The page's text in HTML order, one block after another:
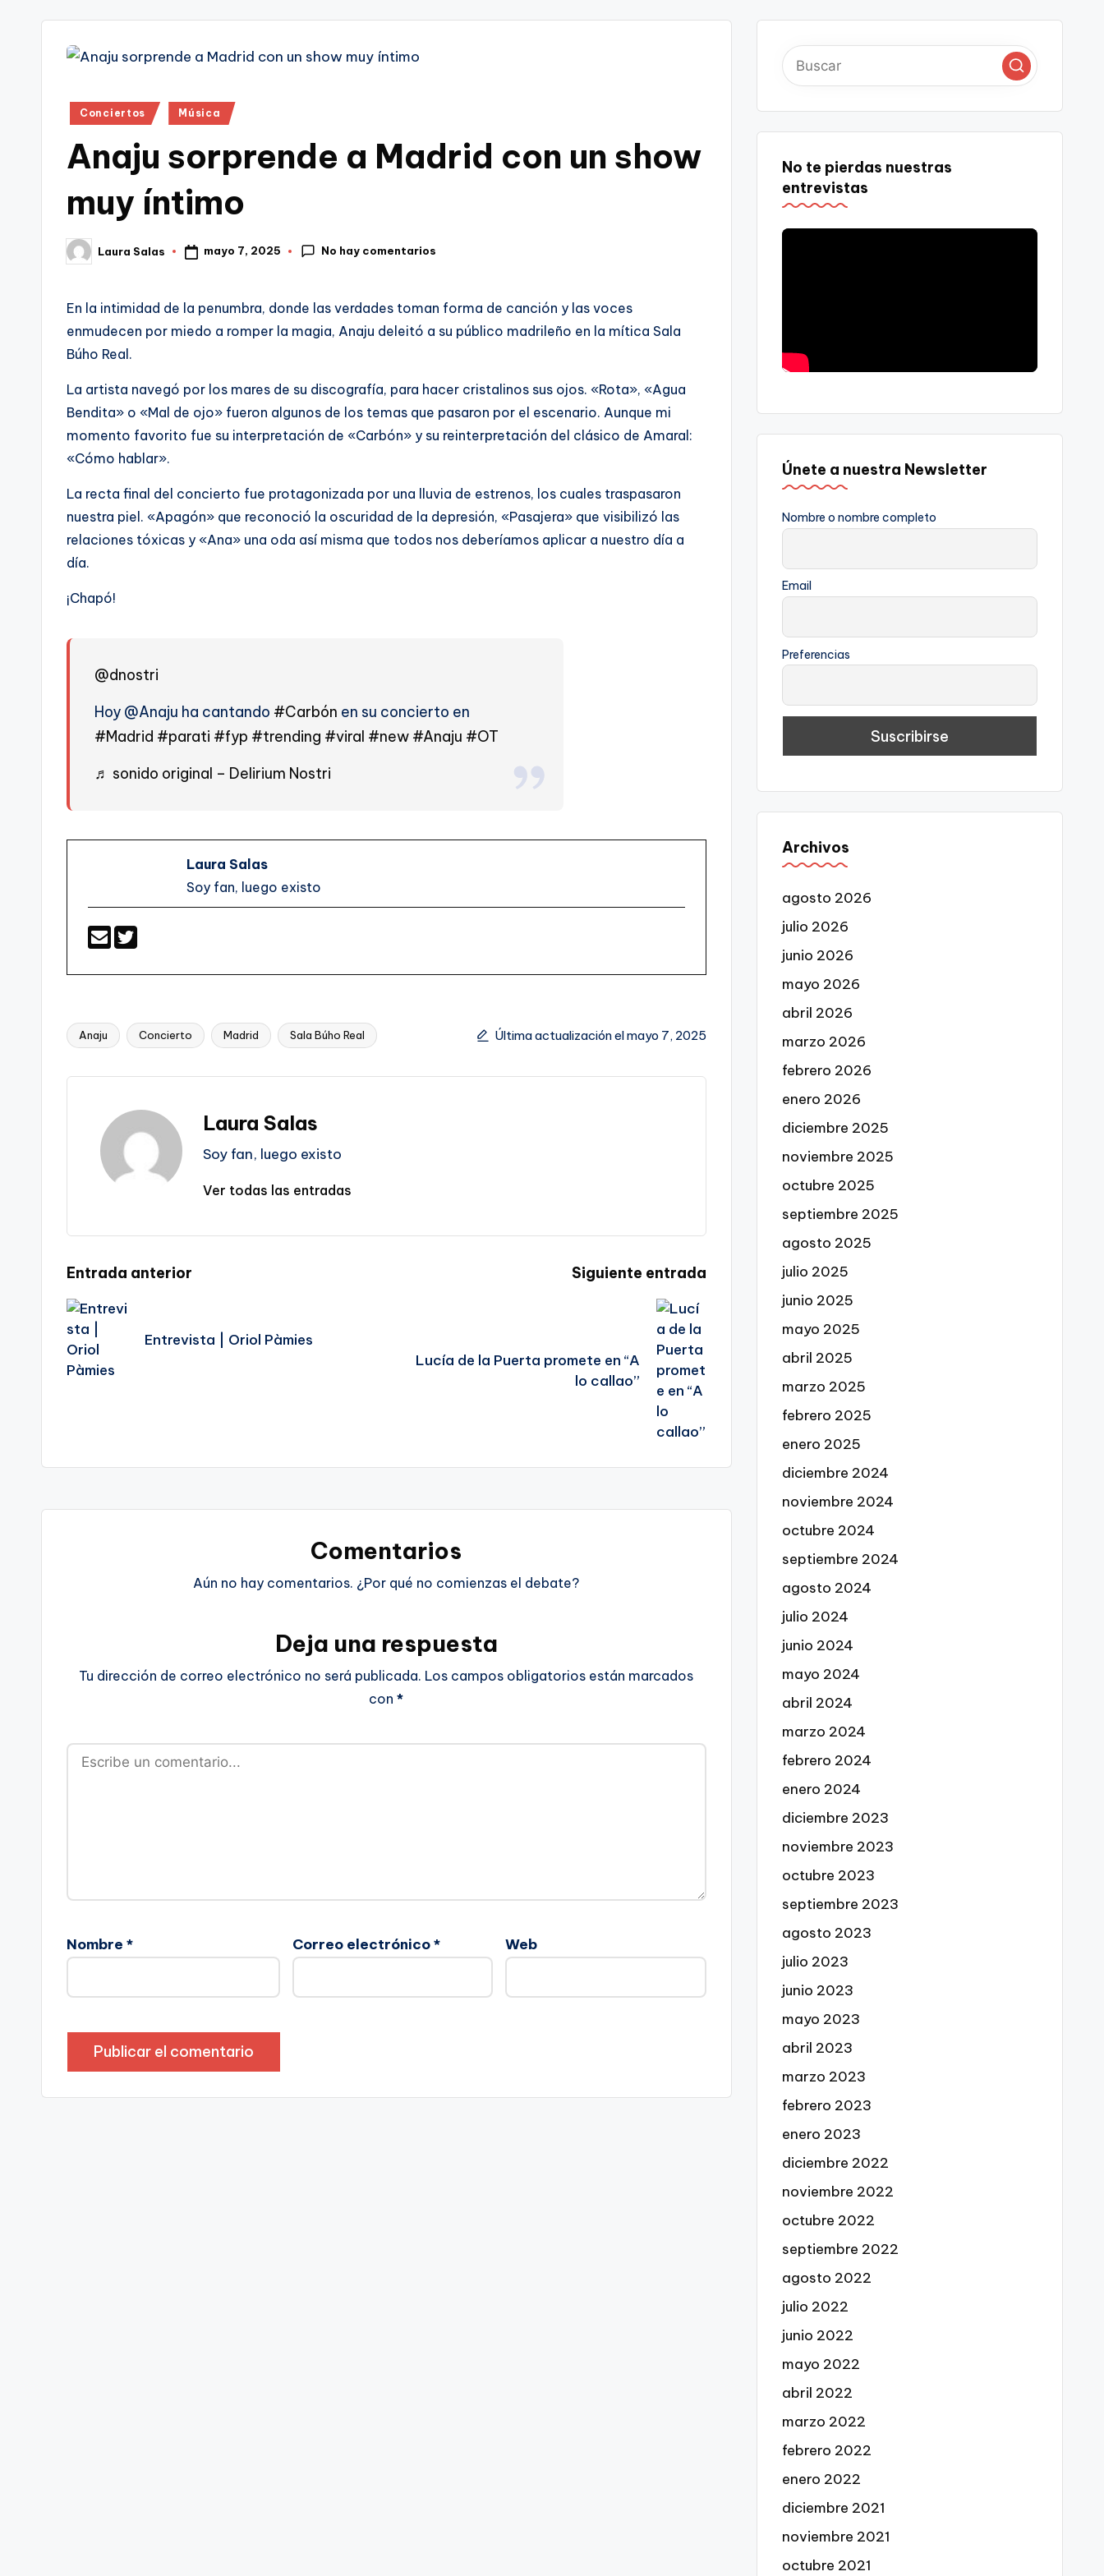
Publicado
Conciertos Música
Anaju sorprende a Madrid con un show
muy íntimo
Publicado
por
Laura Salas mayo 7, 2025 No hay comentarios
En la intimidad de la penumbra, donde las verdades toman forma de canción y las voces
enmudecen por miedo a romper la magia, Anaju deleitó a su público madrileño en la mítica Sala
Búho Real.
La artista navegó por los mares de su discografía, para hacer cristalinos sus ojos. «Rota», «Agua
Bendita» o «Mal de ojo» fueron algunos de los temas que pasaron por el escenario. Aunque mi
momento favorito fue su interpretación de «Carbón» y su reinterpretación del clásico de Amaral:
«Cómo hablar».
La recta final del concierto fue protagonizada por una lluvia de estrenos, los cuales traspasaron
nuestra piel. «Apagón» que reconoció la oscuridad de la depresión, «Pasajera» que visibilizó las
relaciones tóxicas y «Ana» una oda así misma que todos nos deberíamos aplicar a nuestro día a
día.
¡Chapó!
@dnostri
Hoy @Anaju ha cantando #Carbón en su concierto en
#Madrid #parati #fyp #trending #viral #new #Anaju #OT
♬ sonido original – Delirium Nostri
Laura Salas
Soy fan, luego existo
Etiquetas:
Anaju Concierto Madrid Sala Búho Real Última actualización el mayo 7, 2025
Laura Salas
Soy fan, luego existo
Ver todas las entradas
Navegación
de
entradas
Entrada anterior
Entrevista | Oriol Pàmies
Siguiente entrada
Lucía de la Puerta promete en “A
lo callao”
Comentarios
Aún no hay comentarios. ¿Por qué no comienzas el debate?
Deja una respuesta
Tu dirección de correo electrónico no será publicada. Los campos obligatorios están marcados
con*
Nombre * Correo electrónico* Web
No te pierdas nuestras
entrevistas
Únete a nuestra Newsletter
Nombre o nombre completo
Email
Preferencias
Archivos
agosto 2026
julio 2026
junio 2026
mayo 2026
abril 2026
marzo 2026
febrero 2026
enero 2026
diciembre 2025
noviembre 2025
octubre 2025
septiembre 2025
agosto 2025
julio 2025
junio 2025
mayo 2025
abril 2025
marzo 2025
febrero 2025
enero 2025
diciembre 2024
noviembre 2024
octubre 2024
septiembre 2024
agosto 2024
julio 2024
junio 2024
mayo 2024
abril 2024
marzo 2024
febrero 2024
enero 2024
diciembre 2023
noviembre 2023
octubre 2023
septiembre 2023
agosto 2023
julio 2023
junio 2023
mayo 2023
abril 2023
marzo 2023
febrero 2023
enero 2023
diciembre 2022
noviembre 2022
octubre 2022
septiembre 2022
agosto 2022
julio 2022
junio 2022
mayo 2022
abril 2022
marzo 2022
febrero 2022
enero 2022
diciembre 2021
noviembre 2021
octubre 2021